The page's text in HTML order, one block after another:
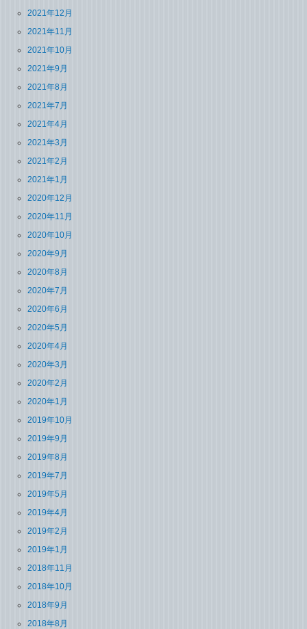
2021年12月
2021年11月
2021年10月
2021年9月
2021年8月
2021年7月
2021年4月
2021年3月
2021年2月
2021年1月
2020年12月
2020年11月
2020年10月
2020年9月
2020年8月
2020年7月
2020年6月
2020年5月
2020年4月
2020年3月
2020年2月
2020年1月
2019年10月
2019年9月
2019年8月
2019年7月
2019年5月
2019年4月
2019年2月
2019年1月
2018年11月
2018年10月
2018年9月
2018年8月